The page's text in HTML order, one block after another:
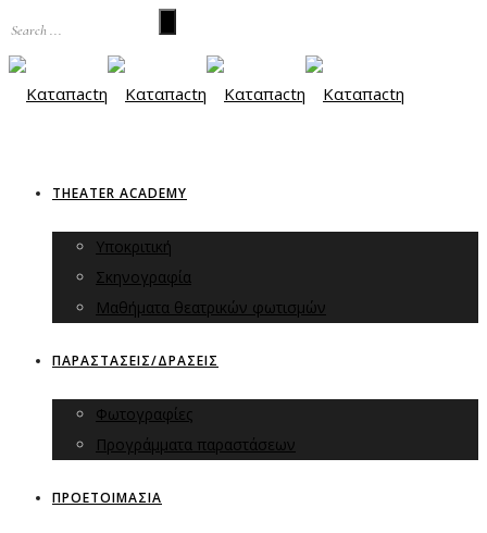
THEATER ACADEMY
Υποκριτική
Σκηνογραφία
Μαθήματα θεατρικών φωτισμών
ΠΑΡΑΣΤΑΣΕΙΣ/ΔΡΑΣΕΙΣ
Φωτογραφίες
Προγράμματα παραστάσεων
ΠΡΟΕΤΟΙΜΑΣΙΑ